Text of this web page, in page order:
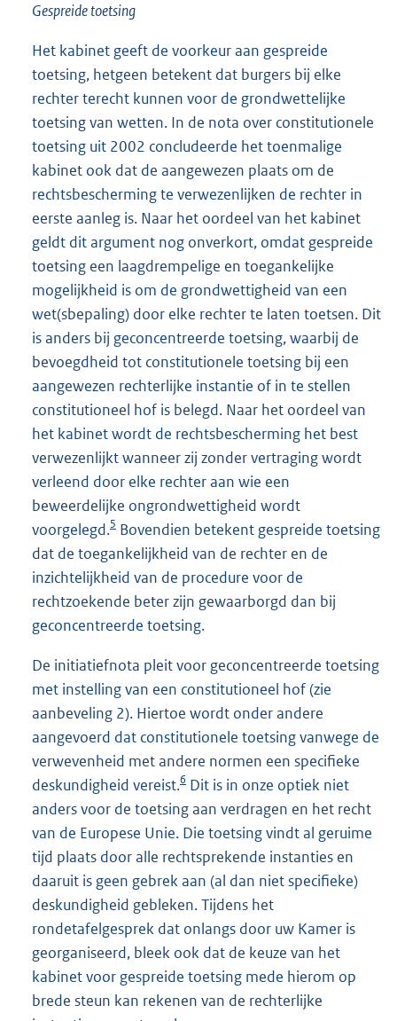
Gespreide toetsing
Het kabinet geeft de voorkeur aan gespreide
toetsing, hetgeen betekent dat burgers bij elke
rechter terecht kunnen voor de grondwettelijke
toetsing van wetten. In de nota over constitutionele
toetsing uit 2002 concludeerde het toenmalige
kabinet ook dat de aangewezen plaats om de
rechtsbescherming te verwezenlijken de rechter in
eerste aanleg is. Naar het oordeel van het kabinet
geldt dit argument nog onverkort, omdat gespreide
toetsing een laagdrempelige en toegankelijke
mogelijkheid is om de grondwettigheid van een
wet(sbepaling) door elke rechter te laten toetsen. Dit
is anders bij geconcentreerde toetsing, waarbij de
bevoegdheid tot constitutionele toetsing bij een
aangewezen rechterlijke instantie of in te stellen
constitutioneel hof is belegd. Naar het oordeel van
het kabinet wordt de rechtsbescherming het best
verwezenlijkt wanneer zij zonder vertraging wordt
verleend door elke rechter aan wie een
beweerdelijke ongrondwettigheid wordt
voorgelegd.5 Bovendien betekent gespreide toetsing
dat de toegankelijkheid van de rechter en de
inzichtelijkheid van de procedure voor de
rechtzoekende beter zijn gewaarborgd dan bij
geconcentreerde toetsing.
De initiatiefnota pleit voor geconcentreerde toetsing
met instelling van een constitutioneel hof (zie
aanbeveling 2). Hiertoe wordt onder andere
aangevoerd dat constitutionele toetsing vanwege de
verwevenheid met andere normen een specifieke
deskundigheid vereist.6 Dit is in onze optiek niet
anders voor de toetsing aan verdragen en het recht
van de Europese Unie. Die toetsing vindt al geruime
tijd plaats door alle rechtsprekende instanties en
daaruit is geen gebrek aan (al dan niet specifieke)
deskundigheid gebleken. Tijdens het
rondetafelgesprek dat onlangs door uw Kamer is
georganiseerd, bleek ook dat de keuze van het
kabinet voor gespreide toetsing mede hierom op
brede steun kan rekenen van de rechterlijke